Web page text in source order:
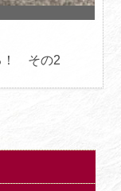
！ その2